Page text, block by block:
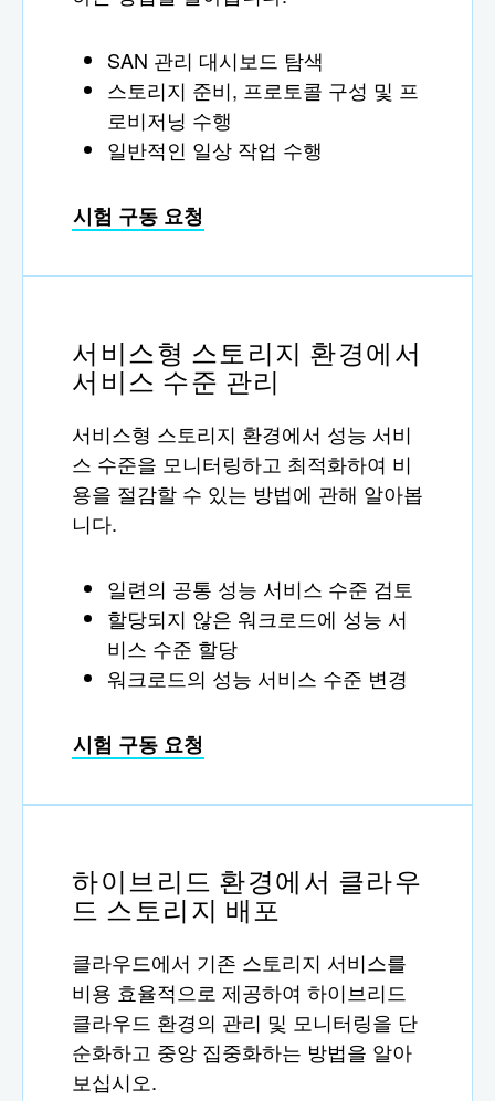
SAN 관리 대시보드 탐색
스토리지 준비, 프로토콜 구성 및 프
로비저닝 수행
일반적인 일상 작업 수행
시험 구동 요청
서비스형 스토리지 환경에서
서비스 수준 관리
서비스형 스토리지 환경에서 성능 서비
스 수준을 모니터링하고 최적화하여 비
용을 절감할 수 있는 방법에 관해 알아봅
니다.
일련의 공통 성능 서비스 수준 검토
할당되지 않은 워크로드에 성능 서
비스 수준 할당
워크로드의 성능 서비스 수준 변경
시험 구동 요청
하이브리드 환경에서 클라우
드 스토리지 배포
클라우드에서 기존 스토리지 서비스를
비용 효율적으로 제공하여 하이브리드
클라우드 환경의 관리 및 모니터링을 단
순화하고 중앙 집중화하는 방법을 알아
보십시오.